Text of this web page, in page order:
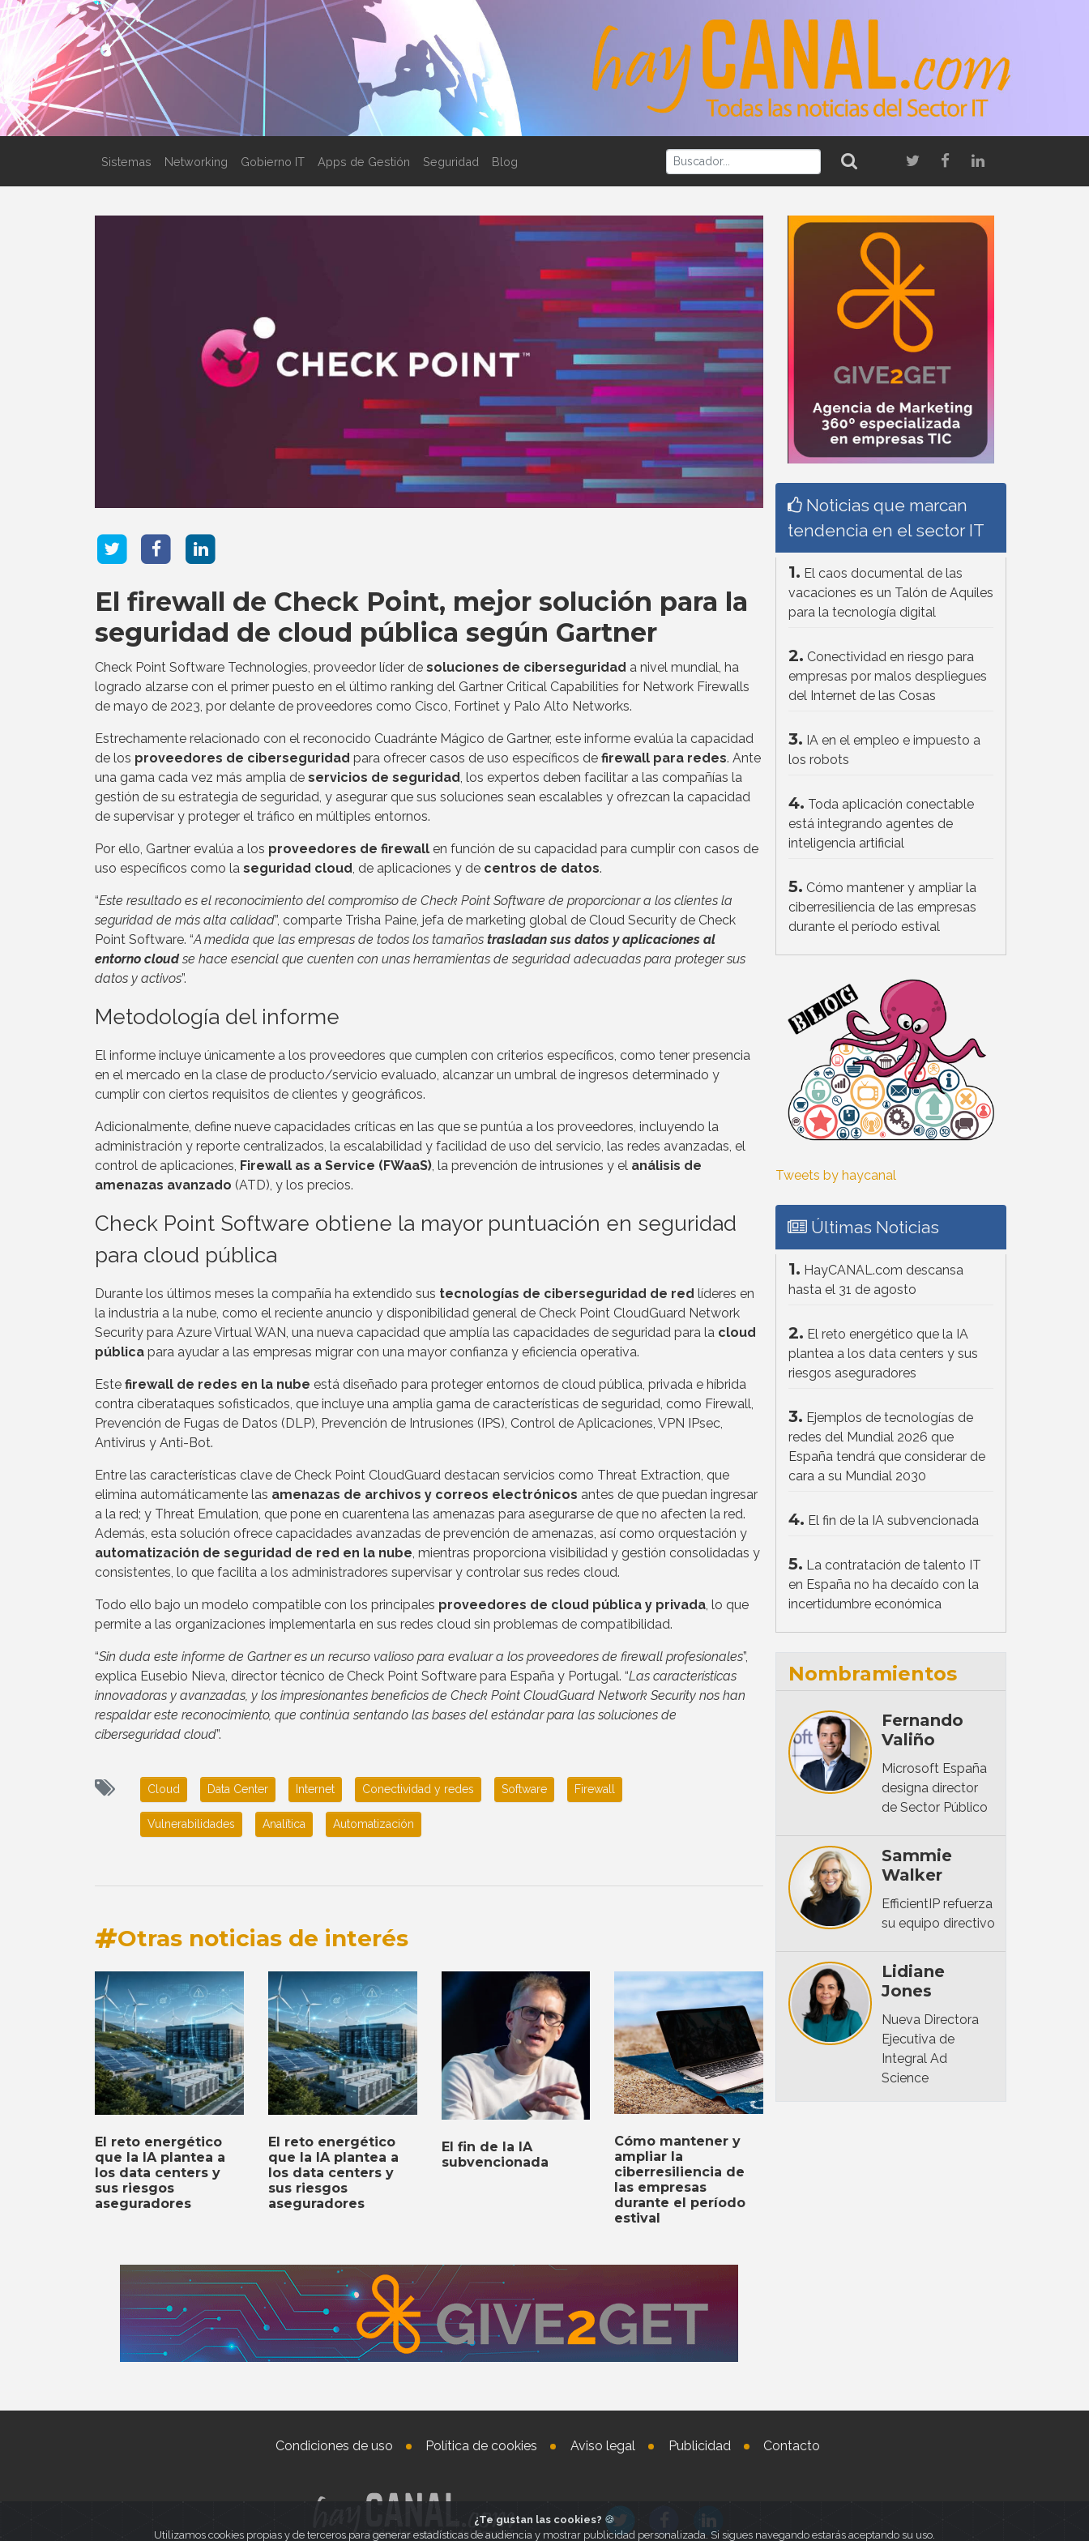
Sistemas Networking Gobierno IT Apps de Gestión Seguridad Blog
El firewall de Check Point, mejor solución para la
seguridad de cloud pública según Gartner
Check Point Software Technologies, proveedor líder de soluciones de ciberseguridad a nivel mundial, ha
logrado alzarse con el primer puesto en el último ranking del Gartner Critical Capabilities for Network Firewalls
de mayo de 2023, por delante de proveedores como Cisco, Fortinet y Palo Alto Networks.
Estrechamente relacionado con el reconocido Cuadránte Mágico de Gartner, este informe evalúa la capacidad
de los proveedores de ciberseguridad para ofrecer casos de uso específicos de firewall para redes. Ante
una gama cada vez más amplia de servicios de seguridad , los expertos deben facilitar a las compañías la
gestión de su estrategia de seguridad, y asegurar que sus soluciones sean escalables y ofrezcan la capacidad
de supervisar y proteger el tráfico en múltiples entornos.
Por ello, Gartner evalúa a los proveedores de firewall en función de su capacidad para cumplir con casos de
uso específicos como la seguridad cloud , de aplicaciones y de centros de datos.
“Este resultado es el reconocimiento del compromiso de Check Point Software de proporcionar a los clientes la
seguridad de más alta calidad”, comparte Trisha Paine, jefa de marketing global de Cloud Security de Check
Point Software. “A medida que las empresas de todos los tamaños trasladan sus datos y aplicaciones al
entorno cloudse hace esencial que cuenten con unas herramientas de seguridad adecuadas para proteger sus
datos y activos”.
Metodología del informe
El informe incluye únicamente a los proveedores que cumplen con criterios específicos, como tener presencia
en el mercado en la clase de producto/servicio evaluado, alcanzar un umbral de ingresos determinado y
cumplir con ciertos requisitos de clientes y geográficos.
Adicionalmente, define nueve capacidades críticas en las que se puntúa a los proveedores, incluyendo la
administración y reporte centralizados, la escalabilidad y facilidad de uso del servicio, las redes avanzadas, el
control de aplicaciones, Firewall as a Service (FWaaS) , la prevención de intrusiones y el análisis de
amenazas avanzado (ATD), y los precios.
Check Point Software obtiene la mayor puntuación en seguridad
para cloud pública
Durante los últimos meses la compañía ha extendido sus tecnologías de ciberseguridad de red líderes en
la industria a la nube, como el reciente anuncio y disponibilidad general de Check Point CloudGuard Network
Security para Azure Virtual WAN, una nueva capacidad que amplía las capacidades de seguridad para la cloud
pública para ayudar a las empresas migrar con una mayor confianza y eficiencia operativa.
Este firewall de redes en la nube está diseñado para proteger entornos de cloud pública, privada e híbrida
contra ciberataques sofisticados, que incluye una amplia gama de características de seguridad, como Firewall,
Prevención de Fugas de Datos (DLP), Prevención de Intrusiones (IPS), Control de Aplicaciones, VPN IPsec,
Antivirus y Anti-Bot.
Entre las características clave de Check Point CloudGuard destacan servicios como Threat Extraction, que
elimina automáticamente las amenazas de archivos y correos electrónicos antes de que puedan ingresar
a la red; y Threat Emulation, que pone en cuarentena las amenazas para asegurarse de que no afecten la red.
Además, esta solución ofrece capacidades avanzadas de prevención de amenazas, así como orquestación y
automatización de seguridad de red en la nube , mientras proporciona visibilidad y gestión consolidadas y
consistentes, lo que facilita a los administradores supervisar y controlar sus redes cloud.
Todo ello bajo un modelo compatible con los principales proveedores de cloud pública y privada , lo que
permite a las organizaciones implementarla en sus redes cloud sin problemas de compatibilidad.
“Sin duda este informe de Gartner es un recurso valioso para evaluar a los proveedores de firewall profesionales”,
explica Eusebio Nieva, director técnico de Check Point Software para España y Portugal. “Las características
innovadoras y avanzadas, y los impresionantes beneficios de Check Point CloudGuard Network Security nos han
respaldar este reconocimiento, que continúa sentando las bases del estándar para las soluciones de
ciberseguridad cloud”.
Cloud Data Center Internet Conectividad y redes Software Firewall
Vulnerabilidades Analítica Automatización
Otras noticias de interés
El reto energético
que la IA plantea a
los data centers y
sus riesgos
aseguradores
El reto energético
que la IA plantea a
los data centers y
sus riesgos
aseguradores
El fin de la IA
subvencionada
Cómo mantener y
ampliar la
ciberresiliencia de
las empresas
durante el período
estival
Noticias que marcan
tendencia en el sector IT
1. El caos documental de las
vacaciones es un Talón de Aquiles
para la tecnología digital
2. Conectividad en riesgo para
empresas por malos despliegues
del Internet de las Cosas
3. IA en el empleo e impuesto a
los robots
4. Toda aplicación conectable
está integrando agentes de
inteligencia artificial
5. Cómo mantener y ampliar la
ciberresiliencia de las empresas
durante el período estival
Tweets by haycanal
Últimas Noticias
1. HayCANAL.com descansa
hasta el 31 de agosto
2. El reto energético que la IA
plantea a los data centers y sus
riesgos aseguradores
3. Ejemplos de tecnologías de
redes del Mundial 2026 que
España tendrá que considerar de
cara a su Mundial 2030
4. El fin de la IA subvencionada
5. La contratación de talento IT
en España no ha decaído con la
incertidumbre económica
Nombramientos
Fernando
Valiño
Microsoft España
designa director
de Sector Público
Sammie
Walker
EfficientIP refuerza
su equipo directivo
Lidiane
Jones
Nueva Directora
Ejecutiva de
Integral Ad
Science
Condiciones de uso Política de cookies Aviso legal Publicidad Contacto
¿Te gustan las cookies? 🍪
Utilizamos cookies propias y de terceros para generar estadísticas de audiencia y mostrar publicidad personalizada. Si sigues navegando estarás aceptando su uso.